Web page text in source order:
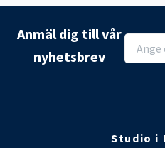
Anmäl dig till vår
nyhetsbrev
Studio i